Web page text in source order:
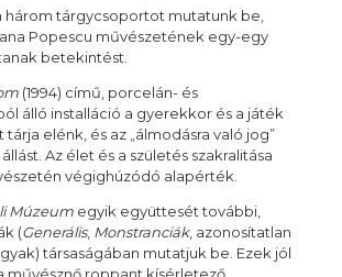
három tárgycsoportot mutatunk be,
Popescu művészetének egy-egy
betekintést.
(1994) című, porcelán- és
álló installáció a gyerekkor és a játék
tárja elénk, és az „álmodásra való jog”
Az élet és a születés szakralitása
végighúzódó alapérték.
Múzeum egyik együttesét további,
(Generális, Monstranciák, azonosítatlan
társaságában mutatjuk be. Ezek jól